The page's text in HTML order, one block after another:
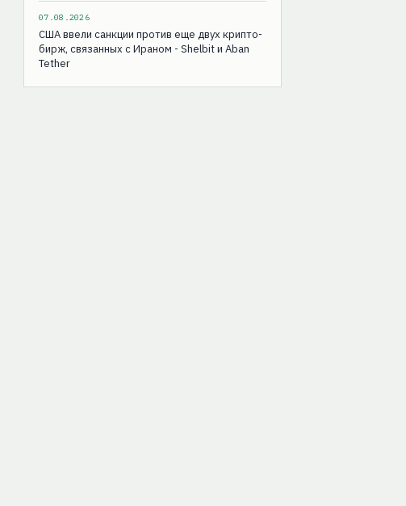
07.08.2026
США ввели санкции против еще двух крипто-
бирж, связанных с Ираном - Shelbit и Aban
Tether